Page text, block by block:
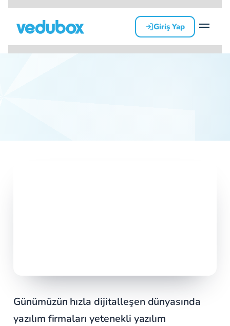
Giriş Yap
Günümüzün hızla dijitalleşen dünyasında
yazılım firmaları yetenekli yazılım